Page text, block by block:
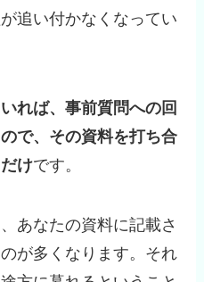
追い付かなくなってい
れば、事前質問への回
で、その資料を打ち合
けです。
あなたの資料に記載さ
が多くなります。それ